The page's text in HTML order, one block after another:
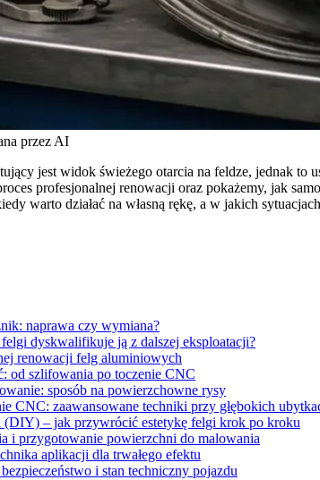
przez AI
jest widok świeżego otarcia na feldze, jednak to
profesjonalnej renowacji oraz pokażemy, jak
warto działać na własną rękę, a w jakich
naprawa czy wymiana?
dyskwalifikuje ją z dalszej eksploatacji?
renowacji felg aluminiowych
od szlifowania po toczenie CNC
sposób na powierzchowne rysy
CNC: zaawansowane techniki przy głębokich
(DIY) – jak przywrócić estetykę felgi krok po kroku
i przygotowanie powierzchni do malowania
aplikacji dla trwałego efektu
i stan techniczny pojazdu